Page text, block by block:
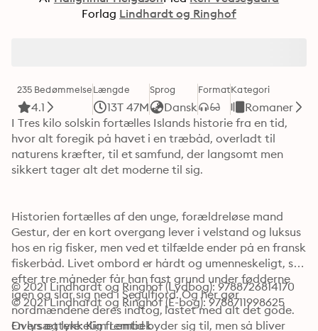
Forlag Lindhardt og Ringhof
235 Bedømmelse
4.1
Længde
13T 47M
Sprog
Dansk
FormatKategori
Romaner
I Tres kilo solskin fortælles Islands historie fra en tid,
hvor alt foregik på havet i en træbåd, overladt til
naturens kræfter, til et samfund, der langsomt men
Historien fortælles af den unge, forældreløse mand
Gestur, der en kort overgang lever i velstand og luksus
hos en rig fisker, men ved et tilfælde ender på en fransk
fiskerbåd. Livet ombord er hårdt og umenneskeligt, så
efter tre måneder får han fast grund under fødderne
igen og slår sig ned i Segulfjord. Og her gør
nordmændene deres indtog, lastet med alt det gode.
En lys og lykkelig fremtid byder sig til, men så bliver
© 2021 Lindhardt og Ringhof (Lydbog): 9788726814170
© 2021 Lindhardt og Ringhof (E-bog): 9788711998625
Oversættere: Kim Lembek